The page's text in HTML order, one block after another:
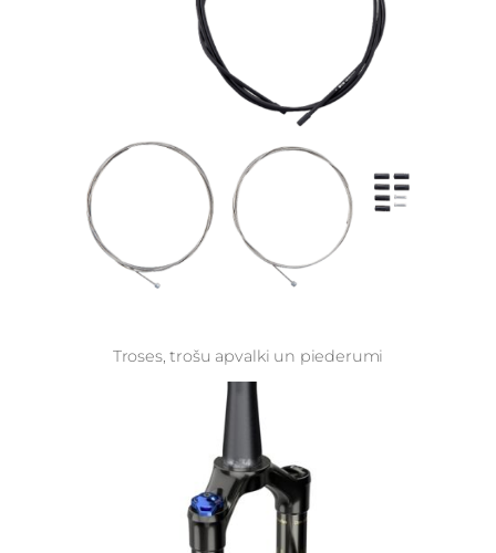
Troses, trošu apvalki un piederumi